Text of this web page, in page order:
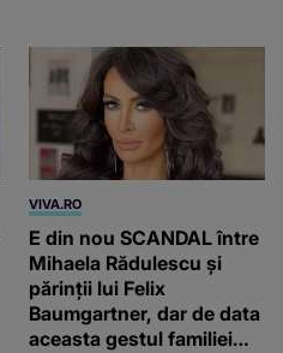
VIVA.RO
E din nou SCANDAL între
Mihaela Rădulescu și
părinții lui Felix
Baumgartner, dar de data
aceasta gestul familiei